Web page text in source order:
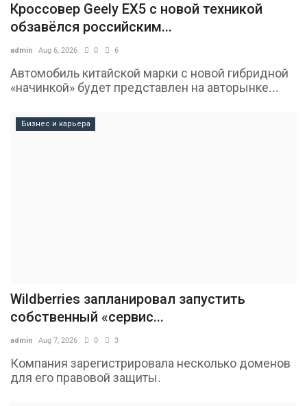
Кроссовер Geely EX5 с новой техникой
обзавёлся российским...
admin Aug 6, 2026 0 6
Автомобиль китайской марки с новой гибридной
«начинкой» будет представлен на авторынке...
Бизнес и карьера
Wildberries запланировал запустить
собственный «сервис...
admin Aug 7, 2026 0 3
Компания зарегистрировала несколько доменов
для его правовой защиты.